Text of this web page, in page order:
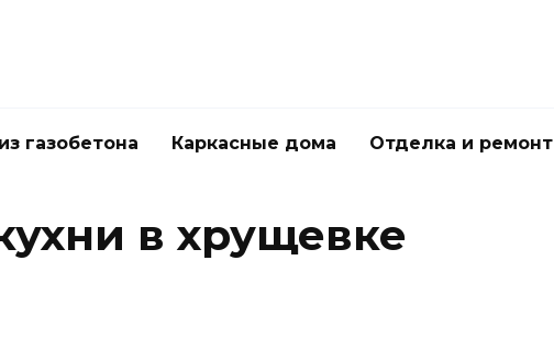
газобетона Каркасные дома Отделка и ремонт
в хрущевке